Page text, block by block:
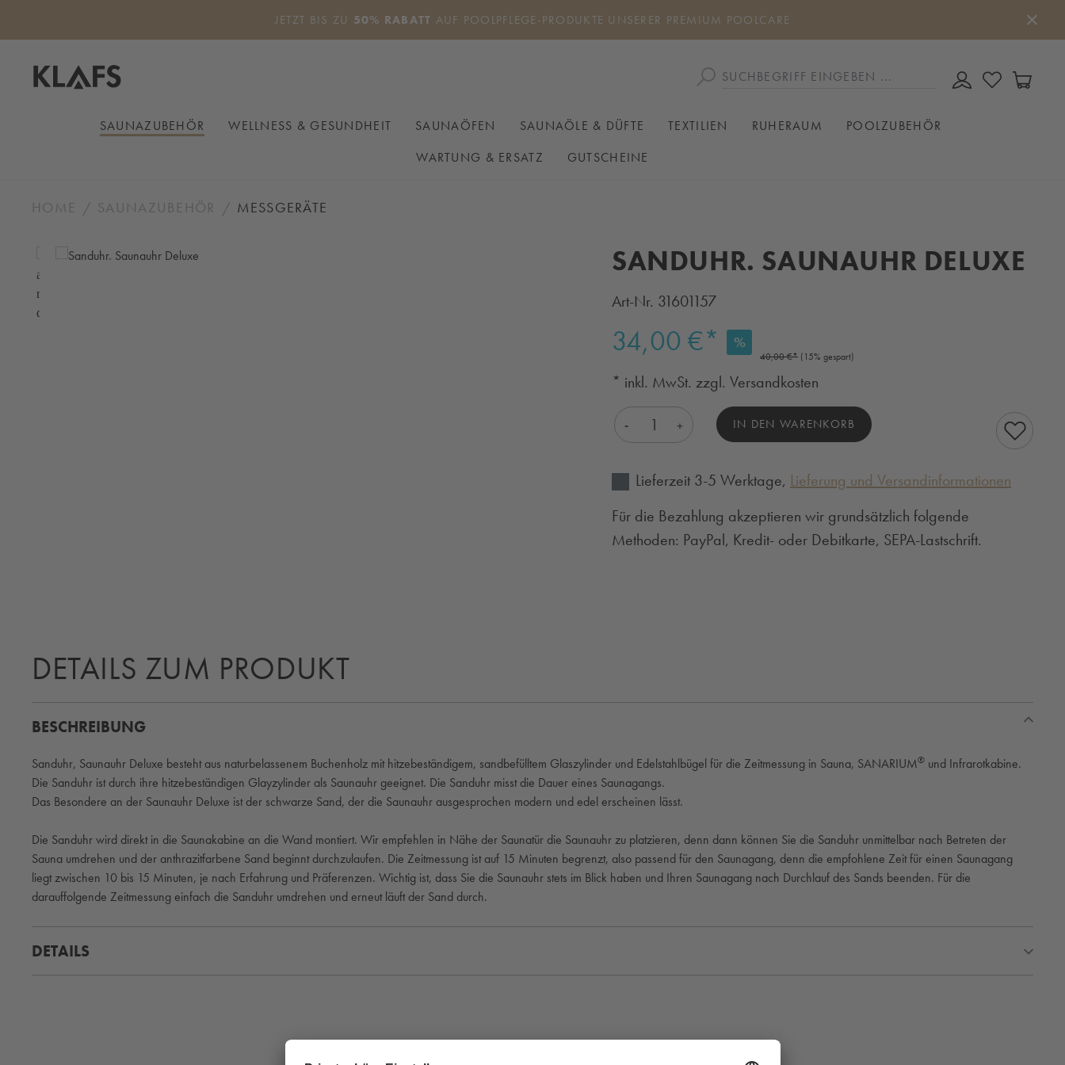
JETZT BIS ZU 50% RABATT AUF POOLPFLEGE-PRODUKTE UNSERER PREMIUM POOLCARE
DU HAST 0
SAUNAZUBEHÖR WELLNESS & GESUNDHEIT SAUNAÖFEN SAUNAÖLE & DÜFTE TEXTILIEN RUHERAUM
POOLZUBEHÖR
WARTUNG & ERSATZ
GUTSCHEINE
HOME SAUNAZUBEHÖR MESSGERÄTE
Bildergalerie überspringen SANDUHR. SAUNAUHR DELUXE
Art-Nr. 31601157
Verkaufspreis:
34,00 €* %
Regulärer Preis:
40,00 €* (15% gespart)
* inkl. MwSt. zzgl. Versandkosten
Produkt Anzahl: Gib den gewünschten Wert ein oder
IN DEN WARENKORB
Lieferzeit 3-5 Werktage, Lieferung und Versandinformationen
Für die Bezahlung akzeptieren wir grundsätzlich folgende
Methoden: PayPal, Kredit- oder Debitkarte, SEPA-Lastschrift.
DETAILS ZUM PRODUKT
BESCHREIBUNG
Sanduhr, Saunauhr Deluxe besteht aus naturbelassenem Buchenholz mit hitzebeständigem, sandbefülltem Glaszylinder und Edelstahlbügel für die Zeitmessung in Sauna, SANARIUM® und Infrarotkabine.
Die Sanduhr ist durch ihre hitzebeständigen Glayzylinder als Saunauhr geeignet. Die Sanduhr misst die Dauer eines Saunagangs.
Das Besondere an der Saunauhr Deluxe ist der schwarze Sand, der die Saunauhr ausgesprochen modern und edel erscheinen lässt.
Die Sanduhr wird direkt in die Saunakabine an die Wand montiert. Wir empfehlen in Nähe der Saunatür die Saunauhr zu platzieren, denn dann können Sie die Sanduhr unmittelbar nach Betreten der
Sauna umdrehen und der anthrazitfarbene Sand beginnt durchzulaufen. Die Zeitmessung ist auf 15 Minuten begrenzt, also passend für den Saunagang, denn die empfohlene Zeit für einen Saunagang
liegt zwischen 10 bis 15 Minuten, je nach Erfahrung und Präferenzen. Wichtig ist, dass Sie die Saunauhr stets im Blick haben und Ihren Saunagang nach Durchlauf des Sands beenden. Für die
darauffolgende Zeitmessung einfach die Sanduhr umdrehen und erneut läuft der Sand durch.
DETAILS